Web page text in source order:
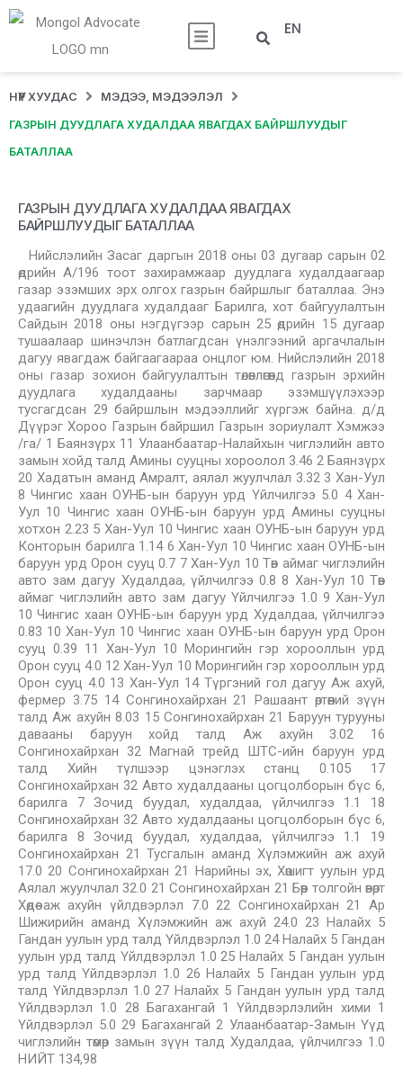
EN
НҮҮР ХУУДАС МЭДЭЭ, МЭДЭЭЛЭЛ
ГАЗРЫН ДУУДЛАГА ХУДАЛДАА ЯВАГДАХ БАЙРШЛУУДЫГ
БАТАЛЛАА
ГАЗРЫН ДУУДЛАГА ХУДАЛДАА ЯВАГДАХ
БАЙРШЛУУДЫГ БАТАЛЛАА
Нийслэлийн Засаг даргын 2018 оны 03 дугаар сарын 02
өдрийн А/196 тоот захирамжаар дуудлага худалдаагаар
газар эзэмших эрх олгох газрын байршлыг баталлаа. Энэ
удаагийн дуудлага худалдааг Барилга, хот байгуулалтын
Сайдын 2018 оны нэгдүгээр сарын 25 өдрийн 15 дугаар
тушаалаар шинэчлэн батлагдсан үнэлгээний аргачлалын
дагуу явагдаж байгаагаараа онцлог юм. Нийслэлийн 2018
оны газар зохион байгуулалтын төлөвлөгөөнд газрын эрхийн
дуудлага худалдааны зарчмаар эзэмшүүлэхээр
тусгагдсан 29 байршлын мэдээллийг хүргэж байна. д/д
Дүүрэг Хороо Газрын байршил Газрын зориулалт Хэмжээ
/га/ 1 Баянзүрх 11 Улаанбаатар-Налайхын чиглэлийн авто
замын хойд талд Амины сууцны хороолол 3.46 2 Баянзүрх
20 Хадатын аманд Амралт, аялал жуулчлал 3.32 3 Хан-Уул
8 Чингис хаан ОУНБ-ын баруун урд Үйлчилгээ 5.0 4 Хан-
Уул 10 Чингис хаан ОУНБ-ын баруун урд Амины сууцны
хотхон 2.23 5 Хан-Уул 10 Чингис хаан ОУНБ-ын баруун урд
Конторын барилга 1.14 6 Хан-Уул 10 Чингис хаан ОУНБ-ын
баруун урд Орон сууц 0.7 7 Хан-Уул 10 Төв аймаг чиглэлийн
авто зам дагуу Худалдаа, үйлчилгээ 0.8 8 Хан-Уул 10 Төв
аймаг чиглэлийн авто зам дагуу Үйлчилгээ 1.0 9 Хан-Уул
10 Чингис хаан ОУНБ-ын баруун урд Худалдаа, үйлчилгээ
0.83 10 Хан-Уул 10 Чингис хаан ОУНБ-ын баруун урд Орон
сууц 0.39 11 Хан-Уул 10 Морингийн гэр хорооллын урд
Орон сууц 4.0 12 Хан-Уул 10 Морингийн гэр хорооллын урд
Орон сууц 4.0 13 Хан-Уул 14 Түргэний гол дагуу Аж ахуй,
фермер 3.75 14 Сонгинохайрхан 21 Рашаант өртөөний зүүн
талд Аж ахуйн 8.03 15 Сонгинохайрхан 21 Баруун турууны
давааны баруун хойд талд Аж ахуйн 3.02 16
Сонгинохайрхан 32 Магнай трейд ШТС-ийн баруун урд
талд Хийн түлшээр цэнэглэх станц 0.105 17
Сонгинохайрхан 32 Авто худалдааны цогцолборын бүс 6,
барилга 7 Зочид буудал, худалдаа, үйлчилгээ 1.1 18
Сонгинохайрхан 32 Авто худалдааны цогцолборын бүс 6,
барилга 8 Зочид буудал, худалдаа, үйлчилгээ 1.1 19
Сонгинохайрхан 21 Тусгалын аманд Хүлэмжийн аж ахуй
17.0 20 Сонгинохайрхан 21 Нарийны эх, Хөшигт уулын урд
Аялал жуулчлал 32.0 21 Сонгинохайрхан 21 Бөөр толгойн өвөрт
Хөдөө аж ахуйн үйлдвэрлэл 7.0 22 Сонгинохайрхан 21 Ар
Шижирийн аманд Хүлэмжийн аж ахуй 24.0 23 Налайх 5
Гандан уулын урд талд Үйлдвэрлэл 1.0 24 Налайх 5 Гандан
уулын урд талд Үйлдвэрлэл 1.0 25 Налайх 5 Гандан уулын
урд талд Үйлдвэрлэл 1.0 26 Налайх 5 Гандан уулын урд
талд Үйлдвэрлэл 1.0 27 Налайх 5 Гандан уулын урд талд
Үйлдвэрлэл 1.0 28 Багахангай 1 Үйлдвэрлэлийн хими 1
Үйлдвэрлэл 5.0 29 Багахангай 2 Улаанбаатар-Замын Үүд
чиглэлийн төмөр замын зүүн талд Худалдаа, үйлчилгээ 1.0
НИЙТ 134,98